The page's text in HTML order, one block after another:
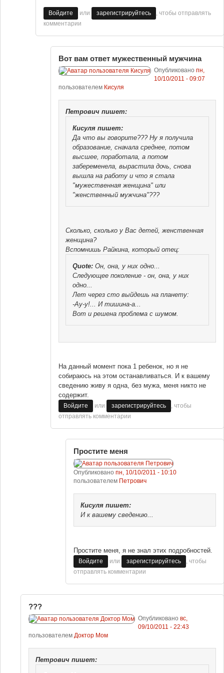
Войдите или зарегистрируйтесь
, чтобы отправлять
комментарии
Вот вам ответ мужественный мужчина
Опубликовано пн,
10/10/2011 - 09:07
пользователем Кисуля
Петрович пишет:
Кисуля пишет:
Да что вы говорите??? Ну я получила
образование, сначала среднее, потом
высшее, поработала, а потом
забеременела, вырастила дочь, снова
вышла на работу и что я стала
"мужественная женщина" или
"женственный мужчина"???
Сколько, сколько у Вас детей, женственная
женщина?
Вспомнишь Райкина, который отец:
Quote: Он, она, у них одно...
Следующее поколение - он, она, у них
одно...
Лет через сто выйдешь на планету:
-Ау-у!... И тишина-а...
Вот и решена проблема с шумом.
На данный момент пока 1 ребенок, но я не
собираюсь на этом останавливаться. И к вашему
сведению живу я одна, без мужа, меня никто не
содержит.
Войдите или зарегистрируйтесь
, чтобы
отправлять комментарии
Простите меня
Опубликовано пн, 10/10/2011 - 10:10
пользователем Петрович
Кисуля пишет:
И к вашему сведению...
Простите меня, я не знал этих подробностей.
Войдите или зарегистрируйтесь
, чтобы
отправлять комментарии
???
Опубликовано вс,
09/10/2011 - 22:43
пользователем Доктор Мом
Петрович пишет: